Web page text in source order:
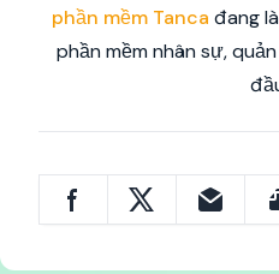
phần mềm Tanca đang
phần mềm nhân sự,